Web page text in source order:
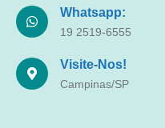
Whatsapp:
19 2519-6555
Visite-Nos!
Campinas/SP